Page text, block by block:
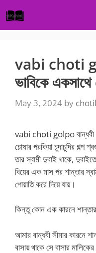
to
content
vabi choti
ভাবিকে একসাথে
May 3, 2024 by
vabi choti golpo বান্ধবী ও
চোষার পরকিয়া চুদাচুদির গল্প
তার স্বামী দুবাই থাকে,
বিয়ের এক মাস পর শান্তার
পোয়াতি করে দিয়ে যায়।
কিন্তু কোন এক কারনে শান্তার
আমার বান্ধবী সীমার কারনে
বাসায় থাকে সে বাসার